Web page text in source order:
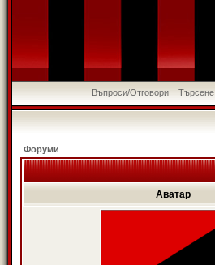
Въпроси/Отговори Търсене
Форуми
Аватар